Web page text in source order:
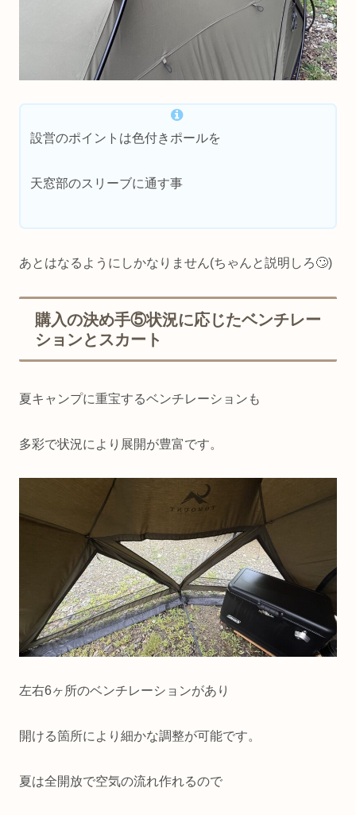
設営のポイントは色付きポールを
天窓部のスリーブに通す事
あとはなるようにしかなりません(ちゃんと説明しろ🙄)
購入の決め手⑤状況に応じたベンチレー
ションとスカート
夏キャンプに重宝するベンチレーションも
多彩で状況により展開が豊富です。
左右6ヶ所のベンチレーションがあり
開ける箇所により細かな調整が可能です。
夏は全開放で空気の流れ作れるので